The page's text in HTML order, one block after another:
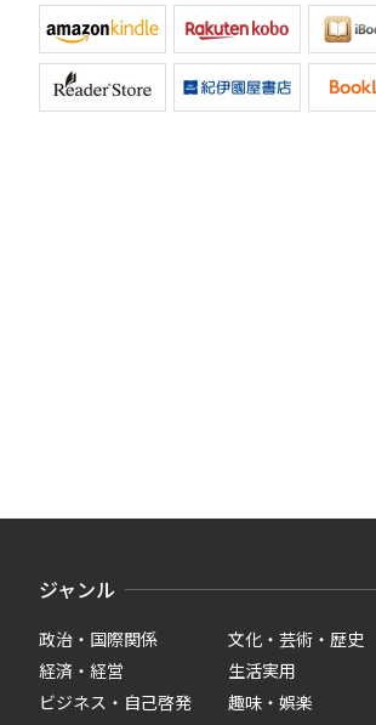
ジャンル
政治・国際関係
経済・経営
ビジネス・自己啓発
文化・芸術・歴史
生活実用
趣味・娯楽